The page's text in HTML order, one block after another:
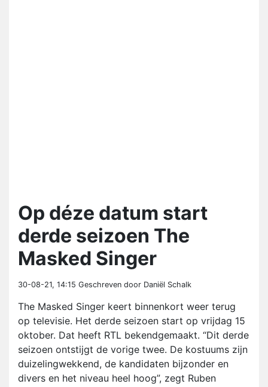
Op déze datum start
derde seizoen The
Masked Singer
30-08-21, 14:15 Geschreven door Daniël Schalk
The Masked Singer keert binnenkort weer terug
op televisie. Het derde seizoen start op vrijdag 15
oktober. Dat heeft RTL bekendgemaakt. “Dit derde
seizoen ontstijgt de vorige twee. De kostuums zijn
duizelingwekkend, de kandidaten bijzonder en
divers en het niveau heel hoog”, zegt Ruben